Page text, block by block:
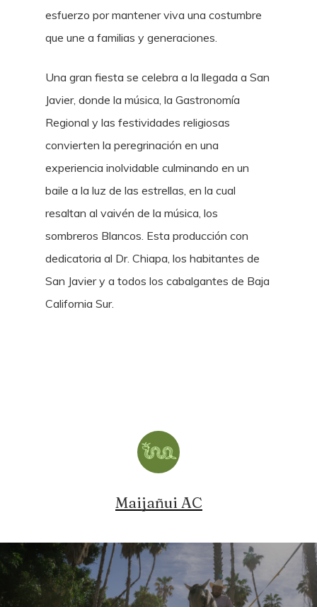
esfuerzo por mantener viva una costumbre
que une a familias y generaciones.
Una gran fiesta se celebra a la llegada a San
Javier, donde la música, la Gastronomía
Regional y las festividades religiosas
convierten la peregrinación en una
experiencia inolvidable culminando en un
baile a la luz de las estrellas, en la cual
resaltan al vaivén de la música, los
sombreros Blancos. Esta producción con
dedicatoria al Dr. Chiapa, los habitantes de
San Javier y a todos los cabalgantes de Baja
California Sur.
Maijañui AC